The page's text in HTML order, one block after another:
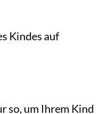
Kindes auf
so, um Ihrem Kind